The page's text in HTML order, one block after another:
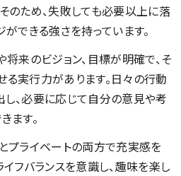
のため、失敗しても必要以上に落
できる強さを持っています。
将来のビジョン、目標が明確で、そ
実行力があります。日々の行動
、必要に応じて自分の意見や考
ます。
プライベートの両方で充実感を
フバランスを意識し、趣味を楽し